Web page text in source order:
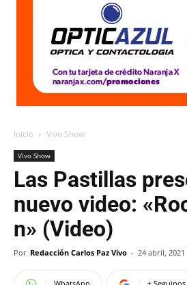
Inicio Vivo Show
Vivo Show
Las Pastillas
nuevo video:
n» (Video)
Por Redacción Carlos Paz Vivo - 24 abril, 2021